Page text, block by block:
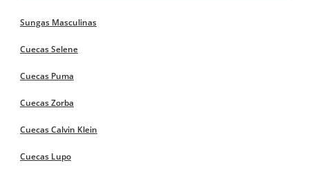
Sungas Masculinas
Cuecas Selene
Cuecas Puma
Cuecas Zorba
Cuecas Calvin Klein
Cuecas Lupo